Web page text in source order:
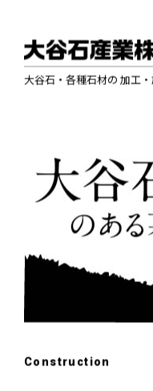
大谷石・各種石材の 加工
Construction